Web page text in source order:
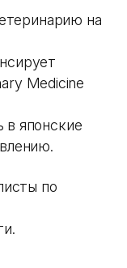
на
Medicine
в японские
по